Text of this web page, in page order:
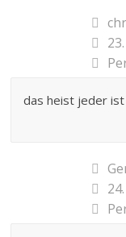
das heist jeder ist